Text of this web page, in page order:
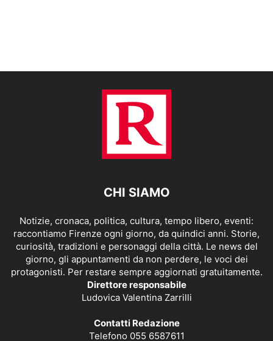
CHI SIAMO
Notizie, cronaca, politica, cultura, tempo libero, eventi:
raccontiamo Firenze ogni giorno, da quindici anni. Storie,
curiosità, tradizioni e personaggi della città. Le news del
giorno, gli appuntamenti da non perdere, le voci dei
protagonisti. Per restare sempre aggiornati gratuitamente.
Direttore responsabile
Ludovica Valentina Zarrilli
Contatti Redazione
Telefono 055 6587611